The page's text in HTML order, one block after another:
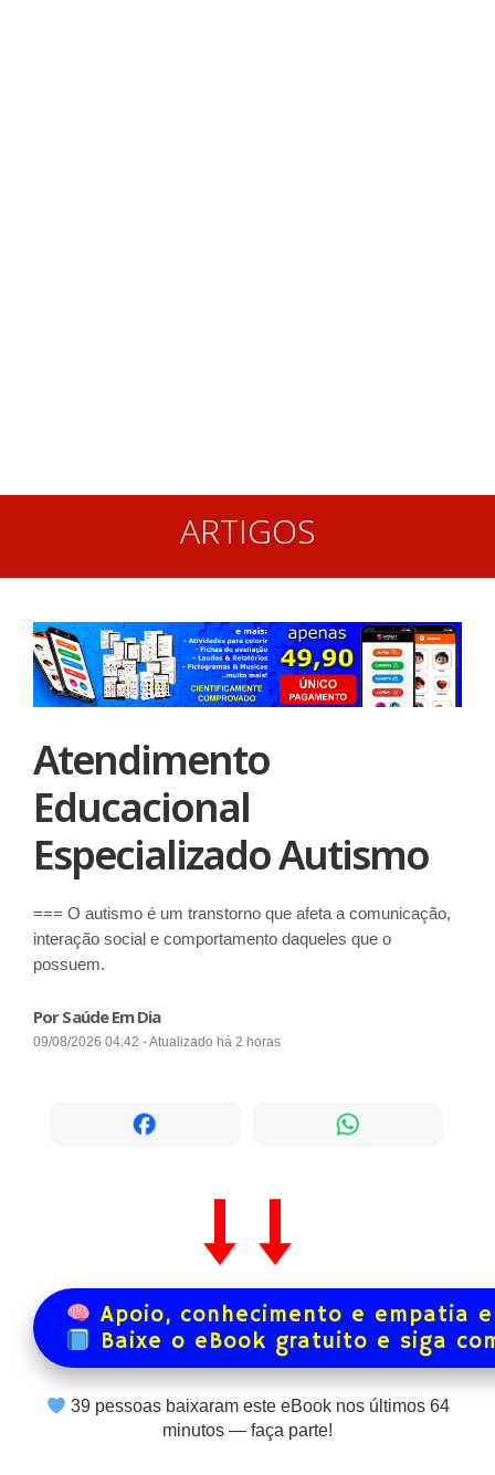
ARTIGOS
Atendimento
Educacional
Especializado Autismo
=== O autismo é um transtorno que afeta a comunicação,
interação social e comportamento daqueles que o
possuem.
Por Saúde Em Dia
09/08/2026 04:42 - Atualizado há 2 horas
Apoio, conhecimento e empatia
Baixe o eBook gratuito e siga
39pessoas baixaram este eBook nos últimos 64
minutos — faça parte!